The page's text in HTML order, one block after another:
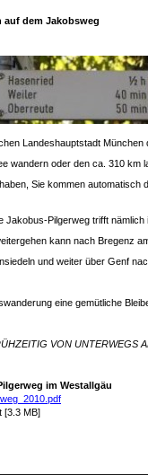
auf dem Jakobsweg
Landeshauptstadt
wandern oder den ca. 310 km
Sie kommen automatisch
Jakobus-Pilgerweg trifft
kann nach Bregenz
und weiter über Genf
eine gemütliche
VON UNTERWEGS
im Westallgäu
[3.3 MB]